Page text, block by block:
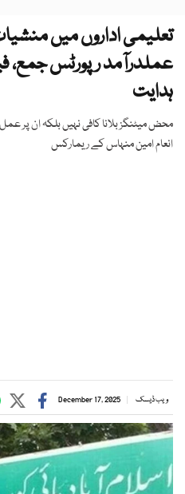
تعلیمی اداروں میں
عملدرآمد رپورٹس جمع،
ہدایت
محض میٹنگز بلانا کافی نہیں بلکہ ان پر
انعام امین منہاس کے ریمارکس
ویب ڈیسک December 17, 2025